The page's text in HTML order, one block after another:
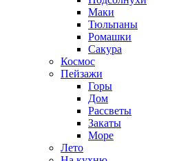
Маки
Тюльпаны
Ромашки
Сакура
Космос
Пейзажи
Горы
Дом
Рассветы
Закаты
Море
Лето